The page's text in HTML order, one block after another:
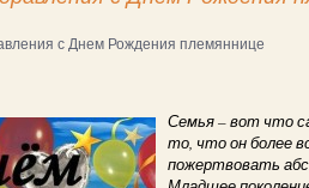
с Днем Рождения племяннице
Семья – вот что
то, что он более
пожертвовать